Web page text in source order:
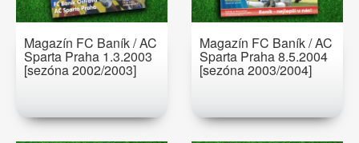
Magazín FC Baník / AC
Sparta Praha 1.3.2003
[sezóna 2002/2003]
Magazín FC Baník / AC
Sparta Praha 8.5.2004
[sezóna 2003/2004]